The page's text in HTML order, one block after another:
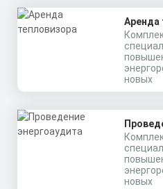
Аренда
новых
новых